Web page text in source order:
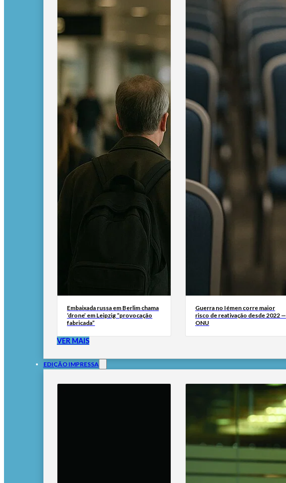
Embaixada russa em Berlim chama
‘drone’ em Leipzig “provocação
fabricada”
Guerra no Iémen corre maior
risco de reativação desde 2022 —
ONU
VER MAIS
EDIÇÃO IMPRESSA